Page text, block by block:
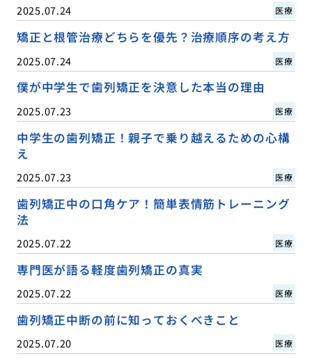
2025.07.24 医療
矯正と根管治療どちらを優先？治療順序の考え方
2025.07.24 医療
僕が中学生で歯列矯正を決意した本当の理由
2025.07.23 医療
中学生の歯列矯正！親子で乗り越えるための心構
え
2025.07.23 医療
歯列矯正中の口角ケア！簡単表情筋トレーニング
法
2025.07.22 医療
専門医が語る軽度歯列矯正の真実
2025.07.22 医療
歯列矯正中断の前に知っておくべきこと
2025.07.20 医療